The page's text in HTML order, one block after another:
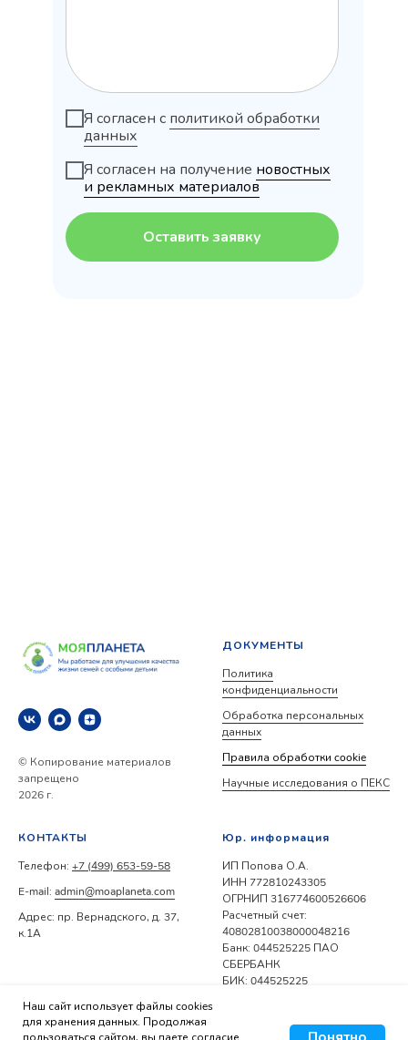
Наш сайт использует файлы cookies
для хранения данных. Продолжая
Я согласен с политикой обработки
данных
Я согласен на получение новостных
и рекламных материалов
Оставить заявку
© Копирование материалов
запрещено
2026 г.
ДОКУМЕНТЫ
Политика
конфиденциальности
Обработка персональных
данных
Правила обработки cookie
Научные исследования о ПЕКС
КОНТАКТЫ
Телефон: +7 (499) 653-59-58
E-mail: admin@moaplaneta.com
Адрес: пр. Вернадского, д. 37,
к.1А
Юр. информация
ИП Попова О.А.
ИНН 772810243305
ОГРНИП 316774600526606
Расчетный счет:
40802810038000048216
Банк: 044525225 ПАО
СБЕРБАНК
БИК: 044525225